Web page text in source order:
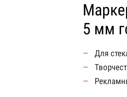
5 мм
Для